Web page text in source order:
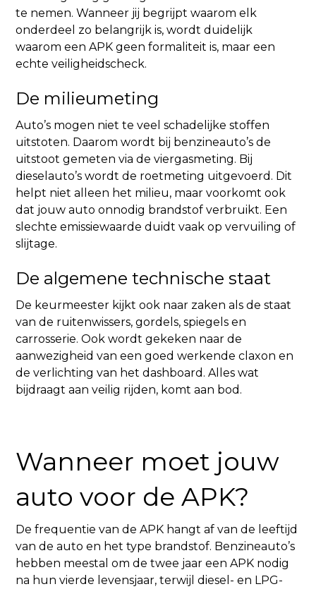
te nemen. Wanneer jij begrijpt waarom elk
onderdeel zo belangrijk is, wordt duidelijk
waarom een APK geen formaliteit is, maar een
echte veiligheidscheck.
De milieumeting
Auto’s mogen niet te veel schadelijke stoffen
uitstoten. Daarom wordt bij benzineauto’s de
uitstoot gemeten via de viergasmeting. Bij
dieselauto’s wordt de roetmeting uitgevoerd. Dit
helpt niet alleen het milieu, maar voorkomt ook
dat jouw auto onnodig brandstof verbruikt. Een
slechte emissiewaarde duidt vaak op vervuiling of
slijtage.
De algemene technische staat
De keurmeester kijkt ook naar zaken als de staat
van de ruitenwissers, gordels, spiegels en
carrosserie. Ook wordt gekeken naar de
aanwezigheid van een goed werkende claxon en
de verlichting van het dashboard. Alles wat
bijdraagt aan veilig rijden, komt aan bod.
Wanneer moet jouw
auto voor de APK?
De frequentie van de APK hangt af van de leeftijd
van de auto en het type brandstof. Benzineauto’s
hebben meestal om de twee jaar een APK nodig
na hun vierde levensjaar, terwijl diesel- en LPG-